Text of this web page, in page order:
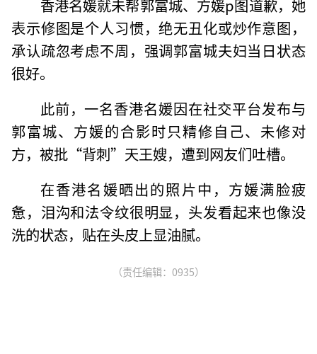
香港名媛就未帮郭富城、方媛p图道歉，她
表示修图是个人习惯，绝无丑化或炒作意图，
承认疏忽考虑不周，强调郭富城夫妇当日状态
很好。
此前，一名香港名媛因在社交平台发布与
郭富城、方媛的合影时只精修自己、未修对
方，被批“背刺”天王嫂，遭到网友们吐槽。
在香港名媛晒出的照片中，方媛满脸疲
惫，泪沟和法令纹很明显，头发看起来也像没
洗的状态，贴在头皮上显油腻。
（责任编辑：0935）